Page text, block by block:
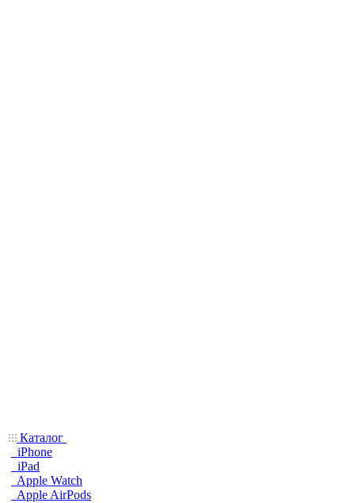
Каталог
iPhone
iPad
Apple Watch
Apple AirPods